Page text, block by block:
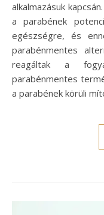
alkalmazásuk
a parabének
egészségre, és
parabénmentes
reagáltak a
parabénmentes
a parabének körüli